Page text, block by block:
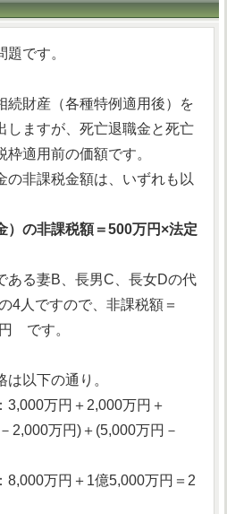
です。
続財産（各種特例適用後）を
しますが、死亡退職金と死亡
適用前の価額です。
の非課税金額は、いずれも以
）の非課税額＝500万円×法定
ある妻B、長男C、長女Dの代
4人ですので、非課税額＝
です。
以下の通り。
万円＋2,000万円＋
2,000万円)＋(5,000万円－
8,000万円＋1億5,000万円＝2